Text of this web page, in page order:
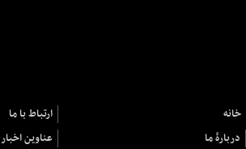
خانه
ارتباط با ما
دربارهٔ ما
عناوین اخبار